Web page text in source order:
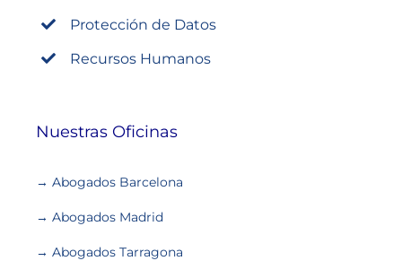
Protección de Datos
Recursos Humanos
Nuestras Oficinas
→ Abogados Barcelona
→ Abogados Madrid
→ Abogados Tarragona